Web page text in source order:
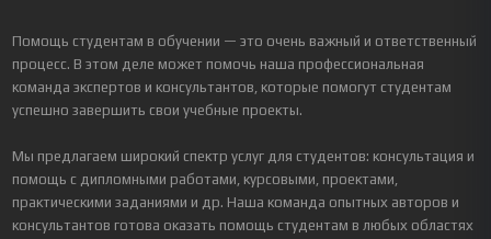
Помощь студентам в обучении — это очень важный и ответственный
процесс. В этом деле может помочь наша профессиональная
команда экспертов и консультантов, которые помогут студентам
успешно завершить свои учебные проекты.
Мы предлагаем широкий спектр услуг для студентов: консультация и
помощь с дипломными работами, курсовыми, проектами,
практическими заданиями и др. Наша команда опытных авторов и
консультантов готова оказать помощь студентам в любых областях